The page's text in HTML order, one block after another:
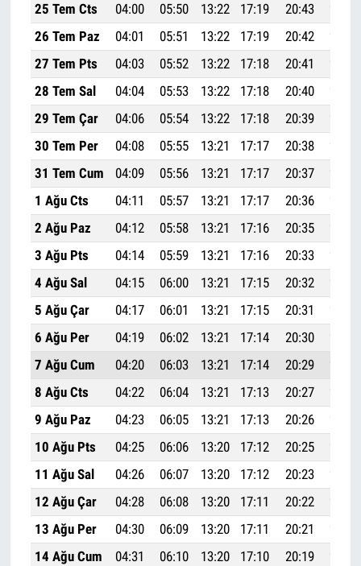
25 Tem Cts
04:00 05:50 13:22 17:19 20:43
26 Tem Paz
04:01 05:51 13:22 17:19 20:42
27 Tem Pts
04:03 05:52 13:22 17:18 20:41
28 Tem Sal
04:04 05:53 13:22 17:18 20:40
29 Tem Çar
04:06 05:54 13:22 17:18 20:39
30 Tem Per
04:08 05:55 13:21 17:17 20:38
31 Tem Cum
04:09 05:56 13:21 17:17 20:37
1 Ağu Cts
04:11 05:57 13:21 17:17 20:36
2 Ağu Paz
04:12 05:58 13:21 17:16 20:35
3 Ağu Pts
04:14 05:59 13:21 17:16 20:33
4 Ağu Sal
04:15 06:00 13:21 17:15 20:32
5 Ağu Çar
04:17 06:01 13:21 17:15 20:31
6 Ağu Per
04:19 06:02 13:21 17:14 20:30
7 Ağu Cum
04:20 06:03 13:21 17:14 20:29
8 Ağu Cts
04:22 06:04 13:21 17:13 20:27
9 Ağu Paz
04:23 06:05 13:21 17:13 20:26
10 Ağu Pts
04:25 06:06 13:20 17:12 20:25
11 Ağu Sal
04:26 06:07 13:20 17:12 20:23
12 Ağu Çar
04:28 06:08 13:20 17:11 20:22
13 Ağu Per
04:30 06:09 13:20 17:11 20:21
14 Ağu Cum
04:31 06:10 13:20 17:10 20:19